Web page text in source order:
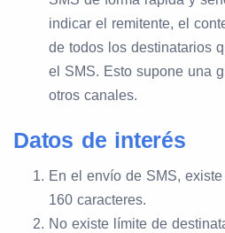
indicar el remitente, el
de todos los destinatarios
el SMS. Esto supone una
otros canales.
Datos de interés
En el envío de SMS,
160 caracteres.
No existe límite de